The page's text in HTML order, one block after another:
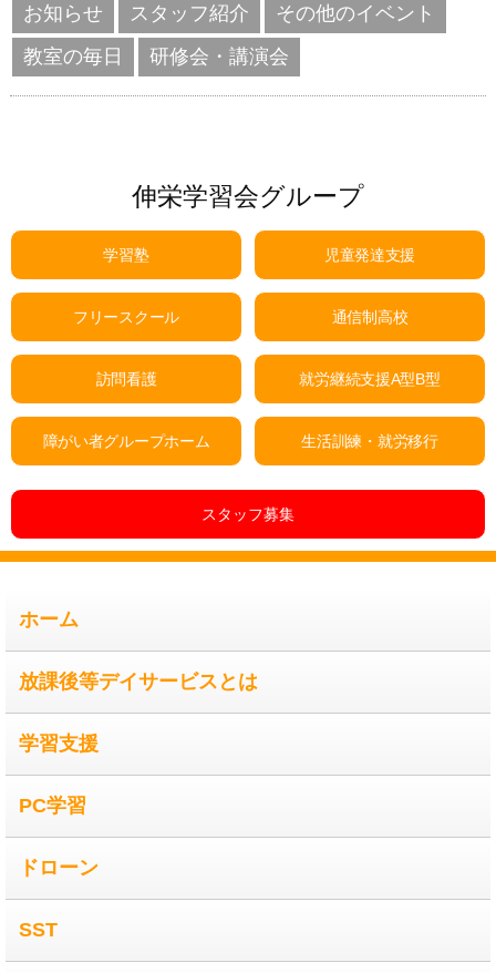
お知らせ
スタッフ紹介
その他のイベント
教室の毎日
研修会・講演会
伸栄学習会グループ
学習塾 児童発達支援
フリースクール 通信制高校
訪問看護 就労継続支援A型B型
障がい者グループホーム 生活訓練・就労移行
スタッフ募集
ホーム
放課後等デイサービスとは
学習支援
PC学習
ドローン
SST